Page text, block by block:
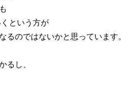
という方が
るのではないかと思っています。
るし、